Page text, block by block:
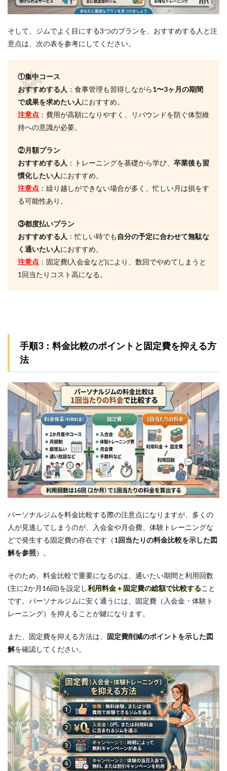
しょ
う
Q4.リ
しま
せん
か？
5.5
事制
厳し
いで
す
か？
5.6
Q6.お
禁止
か？
6
ほか
の地
ムも
チェ
ック
7
参考
文献
そして、ジムでよく目にする3つのプランを、おすすめする人と注
意点は、次の表を参考にしてください。
①集中コース
おすすめする人 ：食事管理も習得しながら1〜3ヶ月の期間
で成果を求めたい人におすすめ。
注意点 ：費用が高額になりやすく、リバウンドを防ぐ体型維
持への意識が必要。
②月額プラン
おすすめする人 ：トレーニングを基礎から学び、 卒業後も習
慣化したい人におすすめ。
注意点 ：繰り越しができない場合が多く、忙しい月は損をす
る可能性あり。
③都度払いプラン
おすすめする人 ：忙しい時でも 自分の予定に合わせて無駄な
く通いたい人におすすめ。
注意点 ：固定費(入会金など)により、数回でやめてしまうと
1回当たりコスト高になる。
手順3：料金比較のポイントと固定費を抑える方
法
パーソナルジムを料金比較する際の注意点になりますが、多くの
人が見逃してしまうのが、入会金や月会費、体験トレーニングな
どで発生する固定費の存在です（1回当たりの料金比較を示した図
解を参照）。
そのため、料金比較で重要になるのは、通いたい期間と利用回数
(主に2か月16回)を設定し利用料金＋固定費の総額で比較すること
です。パーソナルジムに安く通うには、固定費（入会金・体験ト
レーニング）を抑えることが鍵になります。
また、固定費を抑える方法は、 固定費削減のポイントを示した図
解を確認してください。